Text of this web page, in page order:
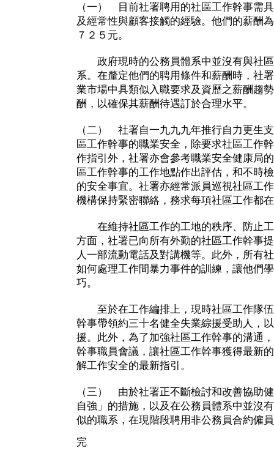
（一） 目前社署聘用的社區工作幹事需
及經常性與顧客接觸的經驗。他們的薪酬
７２５元。
政府現時的公務員體系中並沒有與社區
系。在釐定他們的聘用條件和薪酬時，社
業市場中具類似入職要求及資歷之薪酬趨
酬，以確保其薪酬待遇訂於合理水平。
（二） 社署自一九九九年推行自力更生
區工作幹事的職業安全，除要求社區工作
作指引外，社署亦會參考職業安全健康局
區工作幹事的工作地點作出評估，和不時
的安全事宜。社署亦經常派員巡視社區工
機構保持緊密聯絡，務求每項社區工作都
在維持社區工作的工地的秩序、防止工
方面，社署已向所有外勤的社區工作幹事
人一部流動電話及對講機等。此外，所有
如何處理工作間暴力事件的訓練，讓他們
巧。
至於在工作編排上，現時社區工作隊伍
幹事帶領約三十名健全失業綜援受助人，
援。此外，為了加強社區工作幹事的溝通
幹事職員會議，讓社區工作幹事獲得最新
解工作安全的最新指引。
（三） 由於社署正不斷檢討和改善協助
自強」的措施，以及在公務員體系中並沒
似的職系，在現階段聘用非公務員合約僱
完